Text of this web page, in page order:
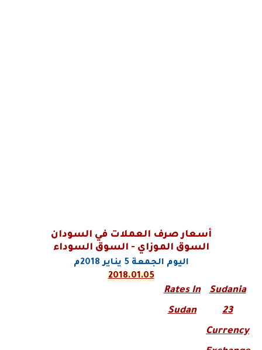
أسعار صرف العملات في السودان
السوق الموزاي - السوق السوداء
اليوم الجمعة 5 يناير2018م
2018.01.05
Sudania
23
Currency
Rates In
Sudan